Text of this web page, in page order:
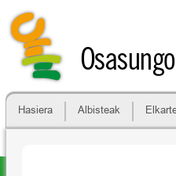
Hasiera Albisteak